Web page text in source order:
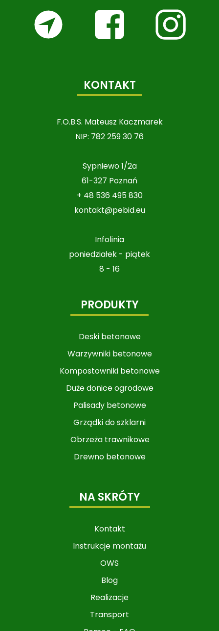
KONTAKT
F.O.B.S. Mateusz Kaczmarek
NIP: 782 259 30 76
Sypniewo 1/2a
61-327 Poznań
+ 48 536 495 830
kontakt@pebid.eu
Infolinia
poniedziałek - piątek
8 - 16
PRODUKTY
Deski betonowe
Warzywniki betonowe​​​​​​
Kompostowniki betonowe
Duże donice ogrodowe
Palisady betonowe
Grządki do szklarni
Obrzeża trawnikowe
Drewno betonowe
NA SKRÓTY
Kontakt
Instrukcje montażu
OWS
Blog
Realizacje
Transport